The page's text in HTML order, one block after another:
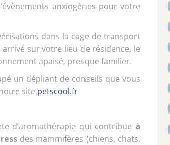
anxiogènes pour votre
dans la cage de transport
sur votre lieu de résidence, le
apaisé, presque familier.
un dépliant de conseils que vous
site petscool.fr
d’aromathérapie qui contribue à
des mammifères (chiens, chats,